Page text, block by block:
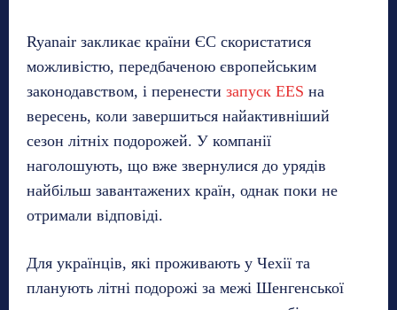
Ryanair закликає країни ЄС скористатися
можливістю, передбаченою європейським
законодавством, і перенести запуск EES на
вересень, коли завершиться найактивніший
сезон літніх подорожей. У компанії
наголошують, що вже звернулися до урядів
найбільш завантажених країн, однак поки не
отримали відповіді.
Для українців, які проживають у Чехії та
планують літні подорожі за межі Шенгенської